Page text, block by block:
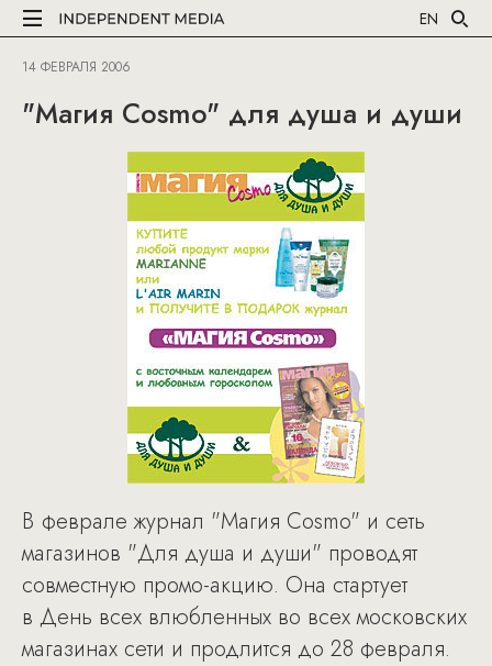
EN
14 ФЕВРАЛЯ 2006
"Магия Cosmo" для душа и души
В феврале журнал "Магия Cosmo" и сеть
магазинов "Для душа и души" проводят
совместную промо-акцию. Она стартует
в День всех влюбленных во всех московских
магазинах сети и продлится до 28 февраля.